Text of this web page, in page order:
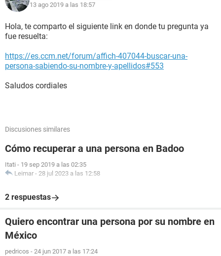
13 ago 2019 a las 18:57
Hola, te comparto el siguiente link en donde tu pregunta ya
fue resuelta:
https://es.ccm.net/forum/affich-407044-buscar-una-
persona-sabiendo-su-nombre-y-apellidos#553
Saludos cordiales
Discusiones similares
Cómo recuperar a una persona en Badoo
Itati - 19 sep 2019 a las 02:35
Leimar - 28 jul 2023 a las 12:58
2 respuestas
Quiero encontrar una persona por su nombre en
México
pedricos - 24 jun 2017 a las 17:24